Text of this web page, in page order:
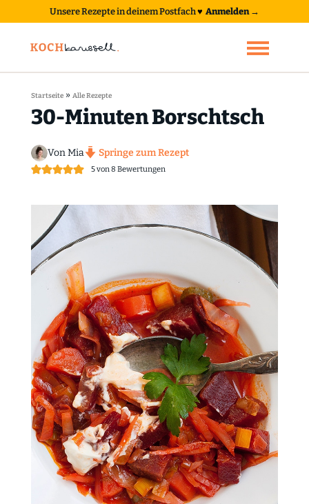
Unsere Rezepte in deinem Postfach♥ Anmelden →
Startseite» Alle Rezepte
30-Minuten Borschtsch
Von Mia Springe zum Rezept
5von8 Bewertungen